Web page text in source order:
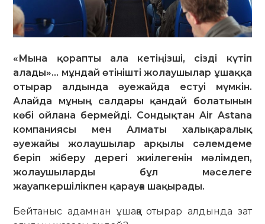
«Мына қорапты ала кетіңізші, сізді күтіп
алады»… мұндай өтінішті жолаушылар ұшаққа
отырар алдында әуежайда естуі мүмкін.
Алайда мұның салдары қандай болатынын
көбі ойлана бермейді. Сондықтан Air Astana
компаниясы мен Алматы халықаралық
әуежайы жолаушылар арқылы сәлемдеме
беріп жіберу дерегі жиілегенін мәлімдеп,
жолаушыларды бұл мәселеге
жауапкершілікпен қарауға шақырады.
Бейтаныс адамнан ұшаққа отырар алдында зат